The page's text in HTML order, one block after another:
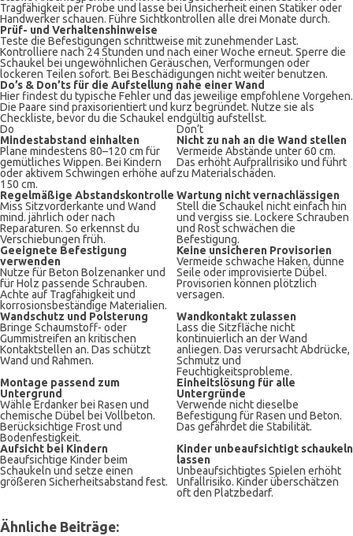
Tragfähigkeit per Probe und lasse bei Unsicherheit einen Statiker oder
Handwerker schauen. Führe Sichtkontrollen alle drei Monate durch.
Prüf- und Verhaltenshinweise
Teste die Befestigungen schrittweise mit zunehmender Last.
Kontrolliere nach 24 Stunden und nach einer Woche erneut. Sperre die
Schaukel bei ungewöhnlichen Geräuschen, Verformungen oder
lockeren Teilen sofort. Bei Beschädigungen nicht weiter benutzen.
Do’s & Don’ts für die Aufstellung nahe einer Wand
Hier findest du typische Fehler und das jeweilige empfohlene Vorgehen.
Die Paare sind praxisorientiert und kurz begründet. Nutze sie als
Checkliste, bevor du die Schaukel endgültig aufstellst.
Do
Don’t
Mindestabstand einhalten
Plane mindestens 80–120 cm für
gemütliches Wippen. Bei Kindern
oder aktivem Schwingen erhöhe auf
150 cm.
Nicht zu nah an die Wand stellen
Vermeide Abstände unter 60 cm.
Das erhöht Aufprallrisiko und führt
zu Materialschäden.
Regelmäßige Abstandskontrolle
Miss Sitzvorderkante und Wand
mind. jährlich oder nach
Reparaturen. So erkennst du
Verschiebungen früh.
Wartung nicht vernachlässigen
Stell die Schaukel nicht einfach hin
und vergiss sie. Lockere Schrauben
und Rost schwächen die
Befestigung.
Geeignete Befestigung
verwenden
Nutze für Beton Bolzenanker und
für Holz passende Schrauben.
Achte auf Tragfähigkeit und
korrosionsbeständige Materialien.
Keine unsicheren Provisorien
Vermeide schwache Haken, dünne
Seile oder improvisierte Dübel.
Provisorien können plötzlich
versagen.
Wandschutz und Polsterung
Bringe Schaumstoff- oder
Gummistreifen an kritischen
Kontaktstellen an. Das schützt
Wand und Rahmen.
Wandkontakt zulassen
Lass die Sitzfläche nicht
kontinuierlich an der Wand
anliegen. Das verursacht Abdrücke,
Schmutz und
Feuchtigkeitsprobleme.
Montage passend zum
Untergrund
Wähle Erdanker bei Rasen und
chemische Dübel bei Vollbeton.
Berücksichtige Frost und
Bodenfestigkeit.
Einheitslösung für alle
Untergründe
Verwende nicht dieselbe
Befestigung für Rasen und Beton.
Das gefährdet die Stabilität.
Aufsicht bei Kindern
Beaufsichtige Kinder beim
Schaukeln und setze einen
größeren Sicherheitsabstand fest.
Kinder unbeaufsichtigt schaukeln
lassen
Unbeaufsichtigtes Spielen erhöht
Unfallrisiko. Kinder überschätzen
oft den Platzbedarf.
Ähnliche Beiträge: